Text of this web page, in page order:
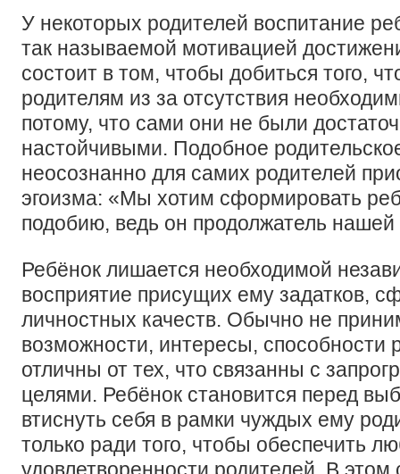
У некоторых родителей воспитание
так называемой мотивацией
состоит в том, чтобы добиться того,
родителям из за отсутствия
потому, что сами они не были
настойчивыми. Подобное
неосознанно для самих родителей
эгоизма: «Мы хотим сформировать
подобию, ведь он продолжатель
Ребёнок лишается необходимой
восприятие присущих ему задатков,
личностных качеств. Обычно не
возможности, интересы, способности
отличны от тех, что связанны с
целями. Ребёнок становится перед
втиснуть себя в рамки чуждых ему
только ради того, чтобы обеспечить